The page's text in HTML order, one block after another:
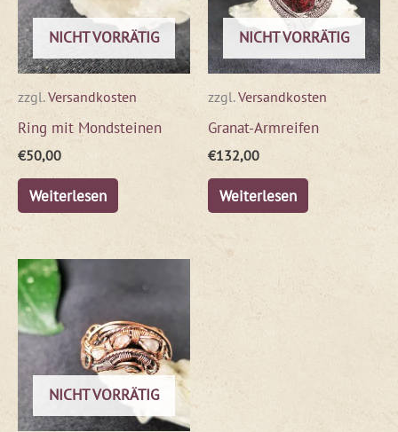
NICHT VORRÄTIG
zzgl.Versandkosten
Ring mit Mondsteinen
€50,00
Weiterlesen
NICHT VORRÄTIG
zzgl.Versandkosten
Granat-Armreifen
€132,00
Weiterlesen
NICHT VORRÄTIG